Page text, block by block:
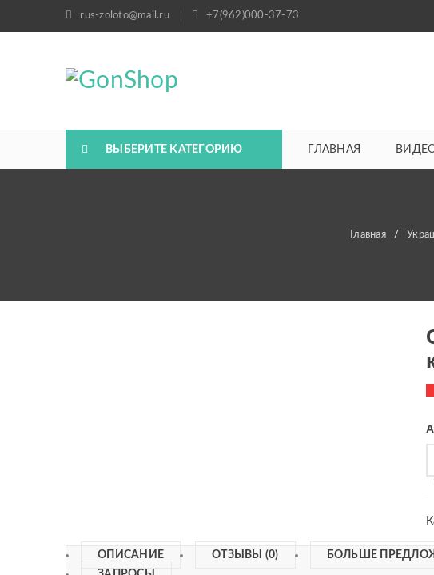
rus-zoloto@mail.ru +7(962)000-37-73
ВЫБЕРИТЕ КАТЕГОРИЮ ГЛАВНАЯ
Главная /
ОПИСАНИЕ ОТЗЫВЫ (0) БОЛЬШЕ